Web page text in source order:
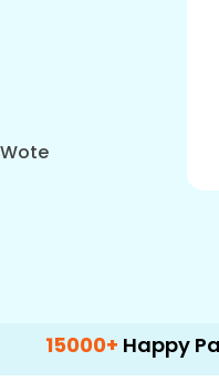
Happy Patients